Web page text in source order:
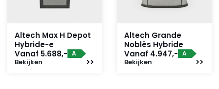
Altech Max H Depot
Hybride-e
Vanaf 5.688,- A
Bekijken
Altech Grande
Noblès Hybride
Vanaf 4.947,- A
Bekijken